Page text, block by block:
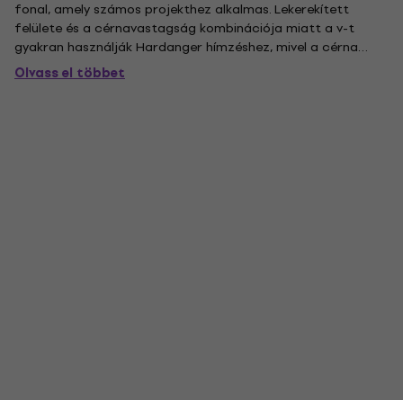
fonal, amely számos projekthez alkalmas. Lekerekített
felülete és a cérnavastagság kombinációja miatt a v-t
gyakran használják Hardanger hímzéshez, mivel a cérna
büszkén ül az anyag felületén, így gyönyörű, egységes
felületet hoz létre. Használható keresztszemes hímzéshez,
Olvass el többet